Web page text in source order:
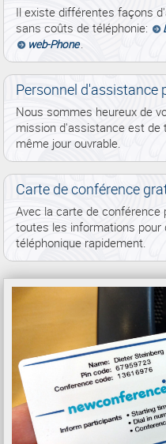
Il existe différentes façons
sans coûts de téléphonie:
web-Phone
Personnel d'assistance
Nous sommes heureux de
mission d'assistance est de
même jour ouvrable.
Carte de conférence
Avec la carte de
toutes les informations
téléphonique rapidement.